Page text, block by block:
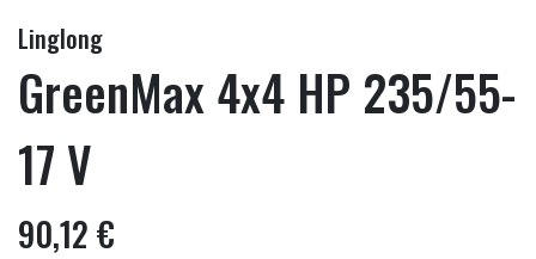
Linglong
GreenMax 4x4 HP 235/55-
17 V
90,12 €